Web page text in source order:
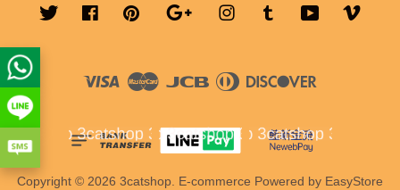
Twitter FacebookPinterest Google InstagramTumblr YouTube
Visa Master JCB
Diners
Copyright © 2026 3catshop. E-commerce Powered by EasyStore